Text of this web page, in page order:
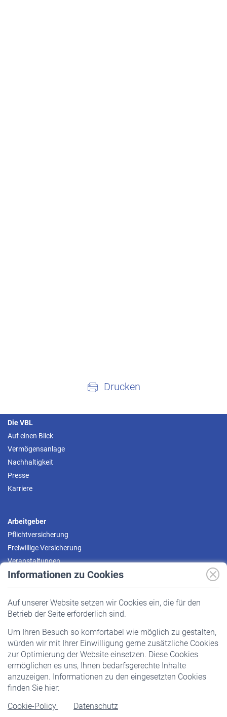
Informationen zu Cookies
Auf unserer Website setzen wir Cookies ein, die für den
Betrieb der Seite erforderlich sind.
Um Ihren Besuch so komfortabel wie möglich zu gestalten,
würden wir mit Ihrer Einwilligung gerne zusätzliche Cookies
zur Optimierung der Website einsetzen. Diese Cookies
ermöglichen es uns, Ihnen bedarfsgerechte Inhalte
anzuzeigen. Informationen zu den eingesetzten Cookies
finden Sie hier:
Cookie-Policy
Datenschutz
Drucken
Die VBL
Auf einen Blick
Vermögensanlage
Nachhaltigkeit
Presse
Karriere
Arbeitgeber
Pflichtversicherung
Freiwillige Versicherung
Veranstaltungen
Pflichtversicherung
Staatliche Förderung
Veranstaltungen
Rentner
Rentenbeginn
Rente beantragen